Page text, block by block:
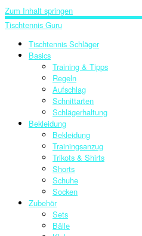
Zum Inhalt springen
Tischtennis Guru
Tischtennis Schläger
Basics
Training & Tipps
Regeln
Aufschlag
Schnittarten
Schlägerhaltung
Bekleidung
Bekleidung
Trainingsanzug
Trikots & Shirts
Shorts
Schuhe
Socken
Zubehör
Sets
Bälle